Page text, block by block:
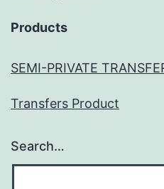
Products
SEMI-PRIVATE
Transfers Product
Search…